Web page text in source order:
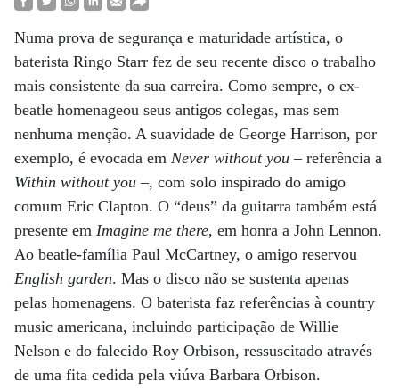
Numa prova de segurança e maturidade artística, o
baterista Ringo Starr fez de seu recente disco o trabalho
mais consistente da sua carreira. Como sempre, o ex-
beatle homenageou seus antigos colegas, mas sem
nenhuma menção. A suavidade de George Harrison, por
exemplo, é evocada em Never without you – referência a
Within without you –, com solo inspirado do amigo
comum Eric Clapton. O “deus” da guitarra também está
presente em Imagine me there, em honra a John Lennon.
Ao beatle-família Paul McCartney, o amigo reservou
English garden. Mas o disco não se sustenta apenas
pelas homenagens. O baterista faz referências à country
music americana, incluindo participação de Willie
Nelson e do falecido Roy Orbison, ressuscitado através
de uma fita cedida pela viúva Barbara Orbison.